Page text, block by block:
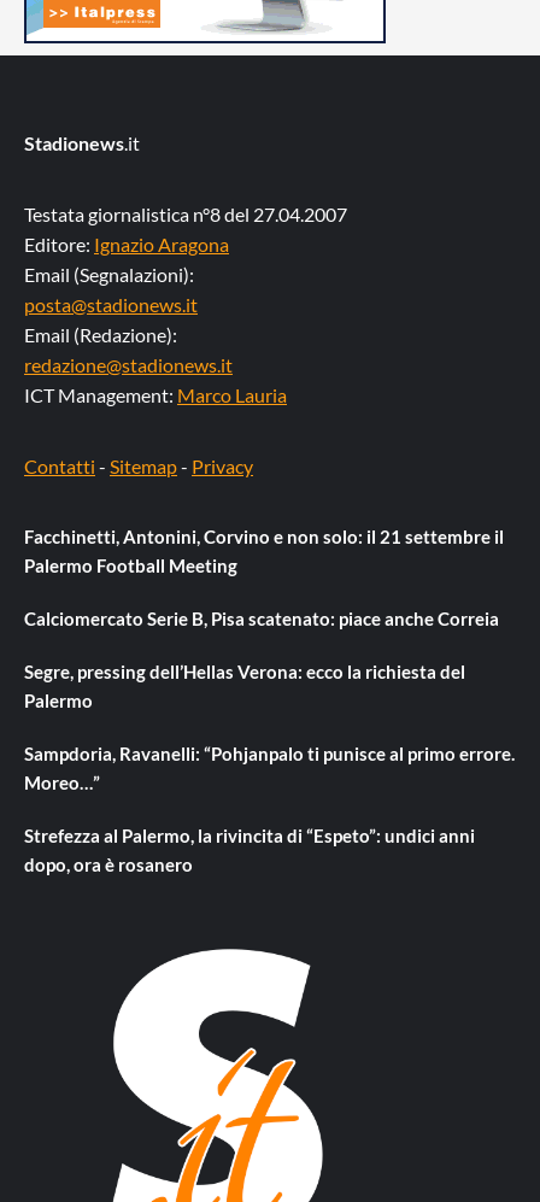
Stadionews.it
Testata giornalistica n°8 del 27.04.2007
Editore: Ignazio Aragona
Email (Segnalazioni):
posta@stadionews.it
Email (Redazione):
redazione@stadionews.it
ICT Management: Marco Lauria
Contatti - Sitemap- Privacy
Facchinetti, Antonini, Corvino e non solo: il 21 settembre il
Palermo Football Meeting
Calciomercato Serie B, Pisa scatenato: piace anche Correia
Segre, pressing dell’Hellas Verona: ecco la richiesta del
Palermo
Sampdoria, Ravanelli: “Pohjanpalo ti punisce al primo errore.
Moreo…”
Strefezza al Palermo, la rivincita di “Espeto”: undici anni
dopo, ora è rosanero